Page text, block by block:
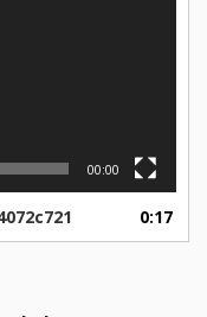
00:00
0:17